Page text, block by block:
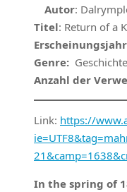
Autor:
Titel: Return of a
Erscheinungsjahr
Genre: Geschichte
Anzahl der
Link: https://
In the spring of